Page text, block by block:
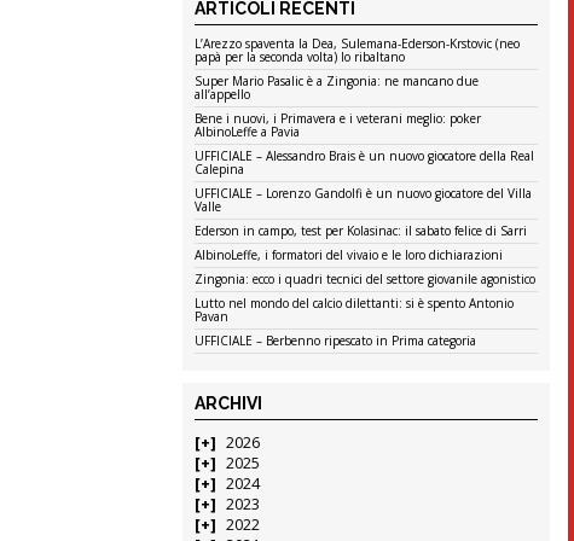
ARTICOLI RECENTI
L’Arezzo spaventa la Dea, Sulemana-Ederson-Krstovic (neo
papà per la seconda volta) lo ribaltano
Super Mario Pasalic è a Zingonia: ne mancano due
all’appello
Bene i nuovi, i Primavera e i veterani meglio: poker
AlbinoLeffe a Pavia
UFFICIALE – Alessandro Brais è un nuovo giocatore della Real
Calepina
UFFICIALE – Lorenzo Gandolfi è un nuovo giocatore del Villa
Valle
Ederson in campo, test per Kolasinac: il sabato felice di Sarri
AlbinoLeffe, i formatori del vivaio e le loro dichiarazioni
Zingonia: ecco i quadri tecnici del settore giovanile agonistico
Lutto nel mondo del calcio dilettanti: si è spento Antonio
Pavan
UFFICIALE – Berbenno ripescato in Prima categoria
ARCHIVI
2026
2025
2024
2023
2022